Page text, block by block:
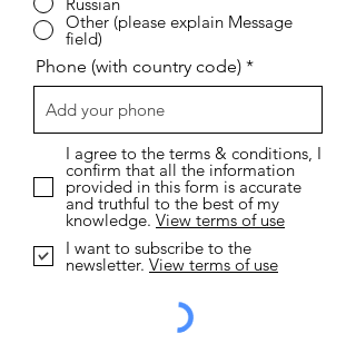
Other (please explain Message
field)
Phone (with country code)
I agree to the terms & conditions, I
confirm that all the information
provided in this form is accurate
and truthful to the best of my
knowledge. View terms of use
I want to subscribe to the
newsletter. View terms of use